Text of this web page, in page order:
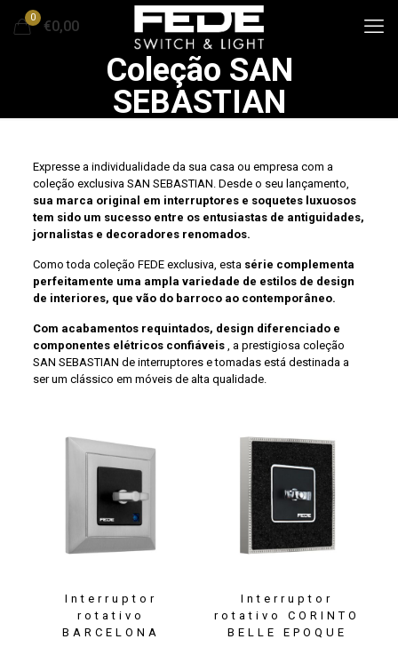
0
€0,00
Coleção SAN
SEBASTIAN
Expresse a individualidade da sua casa ou empresa com a
coleção exclusiva SAN SEBASTIAN. Desde o seu lançamento,
sua marca original em interruptores e soquetes luxuosos
tem sido um sucesso entre os entusiastas de antiguidades,
jornalistas e decoradores renomados.
Como toda coleção FEDE exclusiva, esta série complementa
perfeitamente uma ampla variedade de estilos de design
de interiores, que vão do barroco ao contemporâneo.
Com acabamentos requintados, design diferenciado e
componentes elétricos confiáveis ​​ , a prestigiosa coleção
SAN SEBASTIAN de interruptores e tomadas está destinada a
ser um clássico em móveis de alta qualidade.
Interruptor
rotativo
BARCELONA
Interruptor
rotativo CORINTO
BELLE EPOQUE